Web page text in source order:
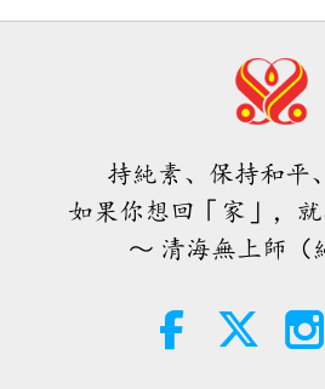
2:59
得到無限的
天助自助者
解決方法就
25:38
3:46
「快速充電
時，重新與
焦點新聞
38:07
持純素、保持和平
如果你想回「家」，就
～ 清海無上師（